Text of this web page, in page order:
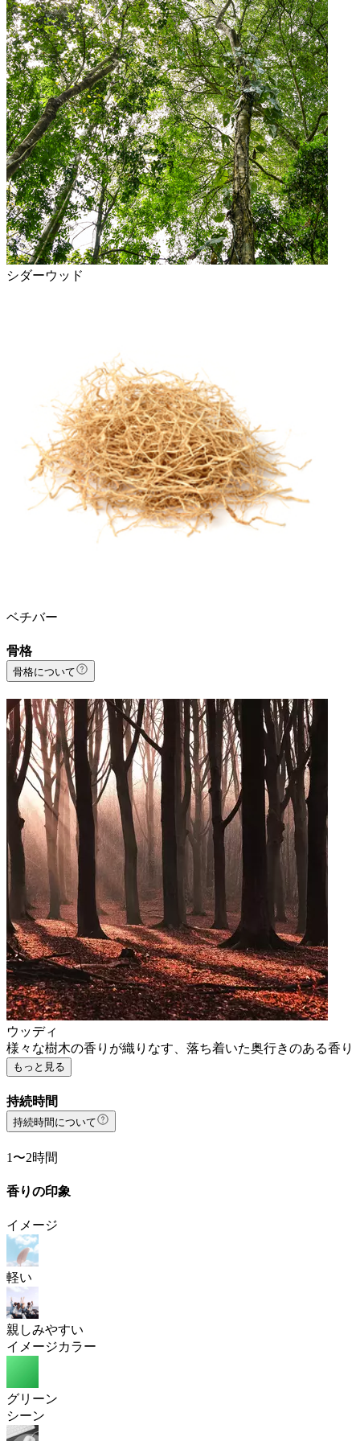
シダーウッド
ベチバー
骨格
骨格について
ウッディ
様々な樹木の香りが織りなす、落ち着いた奥行きのある香り
もっと見る
持続時間
持続時間について
1〜2時間
香りの印象
イメージ
軽い
親しみやすい
イメージカラー
グリーン
シーン